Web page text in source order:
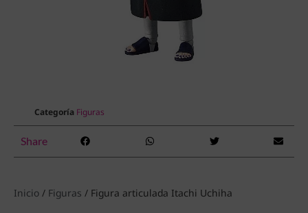
Categoría Figuras
Share
Inicio / Figuras / Figura articulada Itachi Uchiha